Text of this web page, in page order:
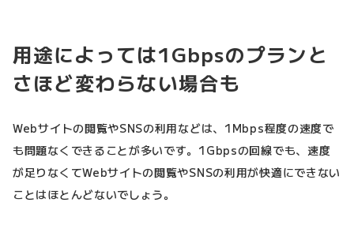
用途によっては1Gbpsのプランと
さほど変わらない場合も
Webサイトの閲覧やSNSの利用などは、1Mbps程度の速度で
も問題なくできることが多いです。1Gbpsの回線でも、速度
が足りなくてWebサイトの閲覧やSNSの利用が快適にできない
ことはほとんどないでしょう。